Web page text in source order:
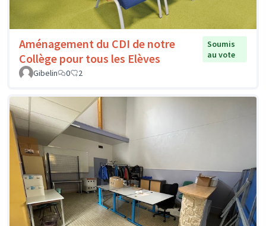
Aménagement du CDI de notre
Collège pour tous les Elèves
Soumis
au vote
Gibelin
0 2